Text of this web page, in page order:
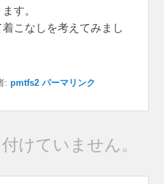
す。
こなしを考えてみまし
:pmtfs2 パーマリンク
けていません。